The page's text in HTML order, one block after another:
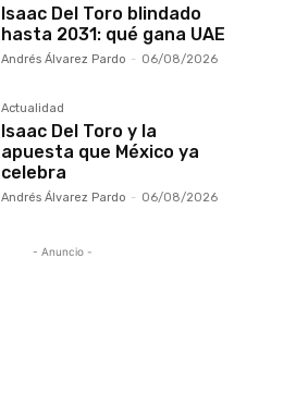
Isaac Del Toro blindado
hasta 2031: qué gana UAE
Andrés Álvarez Pardo - 06/08/2026
Actualidad
Isaac Del Toro y la
apuesta que México ya
celebra
Andrés Álvarez Pardo - 06/08/2026
- Anuncio -